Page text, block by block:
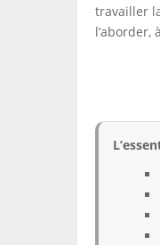
travailler